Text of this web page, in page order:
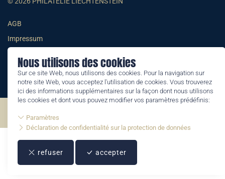
Nous utilisons des cookies
Sur ce site Web, nous utilisons des cookies. Pour la navigation sur
notre site Web, vous acceptez l'utilisation de cookies. Vous trouverez
ici des informations supplémentaires sur la façon dont nous utilisons
les cookies et dont vous pouvez modifier vos paramètres prédéfinis:
Paramètres
Déclaration de confidentialité sur la protection de données
refuser accepter
AGB
Impressum